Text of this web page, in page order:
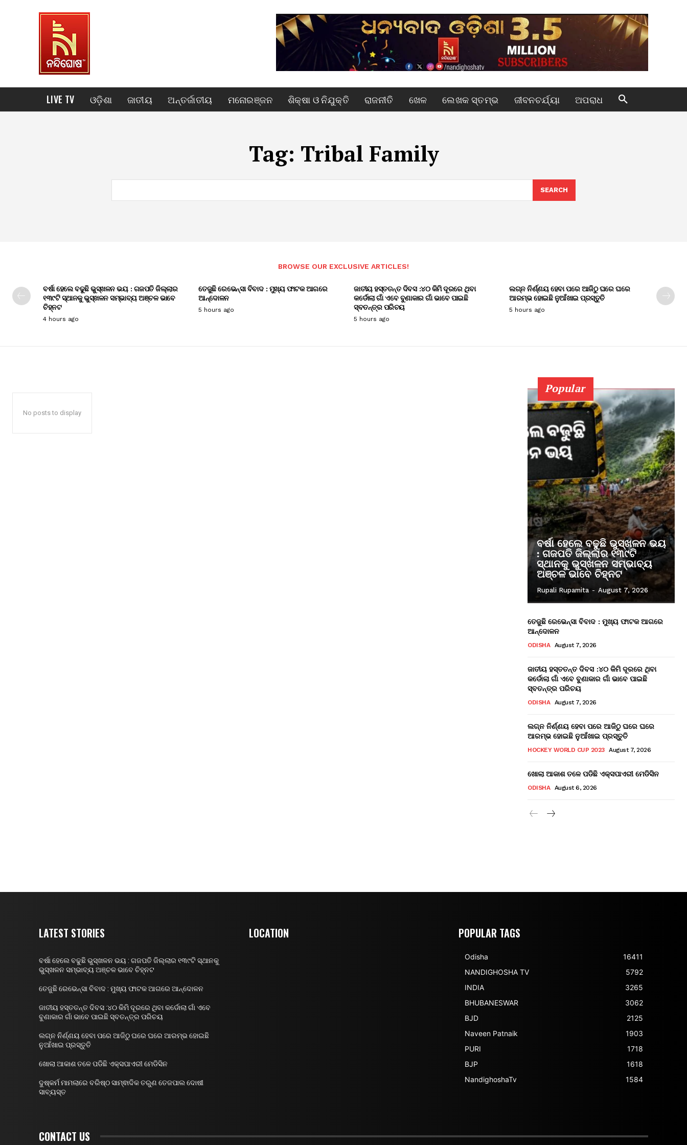
LIVE TV ଓଡ଼ିଶା ଜାତୀୟ ଅନ୍ତର୍ଜାତୀୟ ମନୋରଞ୍ଜନ ଶିକ୍ଷା ଓ ନିଯୁକ୍ତି ରାଜନୀତି ଖେଳ ଲେଖକ ସ୍ତମ୍ଭ ଜୀବନଚର୍ଯ୍ୟା ଅପରାଧ
Tag: Tribal Family
SEARCH
BROWSE OUR EXCLUSIVE ARTICLES!
ବର୍ଷା ହେଲେ ବଢୁଛି ଭୁସ୍ଖଳନ ଭୟ : ଗଜପତି ଜିଲ୍ଲାର
୧୩୯ଟି ସ୍ଥାନକୁ ଭୁସ୍ଖଳନ ସମ୍ଭାବ୍ୟ ଅଞ୍ଚଳ ଭାବେ
ଚିହ୍ନଟ
4 hours ago
ତେଜୁଛି ରେଭେନ୍ସା ବିବାଦ : ମୁଖ୍ୟ ଫାଟକ ଆଗରେ
ଆନ୍ଦୋଳନ
5 hours ago
ଜାତୀୟ ହସ୍ତତନ୍ତ ଦିବସ :୪୦ କିମି ଦୂରରେ ଥିବା
କର୍ଡୋଲା ଗାଁ ଏବେ ବୁଣାକାର ଗାଁ ଭାବେ ପାଇଛି
ସ୍ବତନ୍ତ୍ର ପରିଚୟ
5 hours ago
ଲଗ୍ନ ନିର୍ଣ୍ଣୟ ହେବା ପରେ ଆଜିଠୁ ଘରେ ଘରେ
ଆରମ୍ଭ ହୋଇଛି ନୁଆଁଖାଇ ପ୍ରସ୍ତୁତି
5 hours ago
No posts to display
Popular
ବର୍ଷା ହେଲେ ବଢୁଛି ଭୁସ୍ଖଳନ ଭୟ
: ଗଜପତି ଜିଲ୍ଲାର ୧୩୯ଟି
ସ୍ଥାନକୁ ଭୁସ୍ଖଳନ ସମ୍ଭାବ୍ୟ
ଅଞ୍ଚଳ ଭାବେ ଚିହ୍ନଟ
Rupali Rupamita - August 7, 2026
ତେଜୁଛି ରେଭେନ୍ସା ବିବାଦ : ମୁଖ୍ୟ ଫାଟକ ଆଗରେ
ଆନ୍ଦୋଳନ
ODISHA August 7, 2026
ଜାତୀୟ ହସ୍ତତନ୍ତ ଦିବସ :୪୦ କିମି ଦୂରରେ ଥିବା
କର୍ଡୋଲା ଗାଁ ଏବେ ବୁଣାକାର ଗାଁ ଭାବେ ପାଇଛି
ସ୍ବତନ୍ତ୍ର ପରିଚୟ
ODISHA August 7, 2026
ଲଗ୍ନ ନିର୍ଣ୍ଣୟ ହେବା ପରେ ଆଜିଠୁ ଘରେ ଘରେ
ଆରମ୍ଭ ହୋଇଛି ନୁଆଁଖାଇ ପ୍ରସ୍ତୁତି
HOCKEY WORLD CUP 2023 August 7, 2026
ଖୋଲା ଆକାଶ ତଳେ ପଡିଛି ଏକ୍ସପାଏରୀ ମେଡିସିନ
ODISHA August 6, 2026
LATEST STORIES
ବର୍ଷା ହେଲେ ବଢୁଛି ଭୁସ୍ଖଳନ ଭୟ : ଗଜପତି ଜିଲ୍ଲାର ୧୩୯ଟି ସ୍ଥାନକୁ
ଭୁସ୍ଖଳନ ସମ୍ଭାବ୍ୟ ଅଞ୍ଚଳ ଭାବେ ଚିହ୍ନଟ
ତେଜୁଛି ରେଭେନ୍ସା ବିବାଦ : ମୁଖ୍ୟ ଫାଟକ ଆଗରେ ଆନ୍ଦୋଳନ
ଜାତୀୟ ହସ୍ତତନ୍ତ ଦିବସ :୪୦ କିମି ଦୂରରେ ଥିବା କର୍ଡୋଲା ଗାଁ ଏବେ
ବୁଣାକାର ଗାଁ ଭାବେ ପାଇଛି ସ୍ବତନ୍ତ୍ର ପରିଚୟ
ଲଗ୍ନ ନିର୍ଣ୍ଣୟ ହେବା ପରେ ଆଜିଠୁ ଘରେ ଘରେ ଆରମ୍ଭ ହୋଇଛି
ନୁଆଁଖାଇ ପ୍ରସ୍ତୁତି
ଖୋଲା ଆକାଶ ତଳେ ପଡିଛି ଏକ୍ସପାଏରୀ ମେଡିସିନ
ଦୁଷ୍କର୍ମ ମାମଲାରେ ବରିଷ୍ଠ ସାମ୍ଵାଦିକ ତରୁଣ ତେଜପାଲ ଦୋଷୀ
ସାବ୍ୟସ୍ତ
LOCATION POPULAR TAGS
Odisha
16411
NANDIGHOSHA TV
5792
INDIA
3265
BHUBANESWAR
3062
BJD
2125
Naveen Patnaik
1903
PURI
1718
BJP
1618
NandighoshaTv
1584
CONTACT US